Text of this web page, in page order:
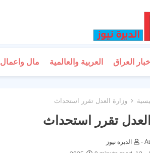
اخبار العراق العربية والعالمية مال واعمال
وزارة العدل تقرر استحداث
تقرر استحداث
الديرة نيوز